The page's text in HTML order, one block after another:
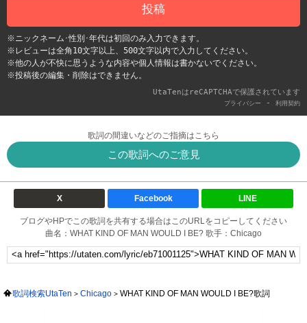
投稿
※ニックネーム･性別･年代は初回のみ入力できます。
※レビューは全角10文字以上、500文字以内で入力してください。
※他の人が不快に思うような内容や個人情報は書かないでください。
※投稿後の編集・削除はできません。
UtaTenはreCAPTCHAで保護されています
プライバシー - 利用契約
歌詞の間違いなどのご指摘はこちら
この歌詞へのご意見
X Facebook LINE
ブログやHPでこの歌詞を共有する場合はこのURLをコピーしてください
曲名：WHAT KIND OF MAN WOULD I BE? 歌手：Chicago
歌詞検索UtaTen Chicago WHAT KIND OF MAN WOULD I BE?歌詞